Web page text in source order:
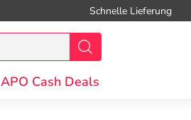
Schnelle Lieferung
APO Cash Deals